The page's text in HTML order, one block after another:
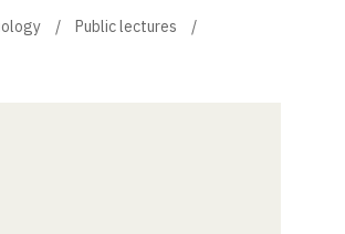
Public lectures